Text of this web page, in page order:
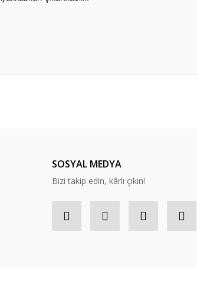
SOSYAL MEDYA
Bizi takip edin, kârlı çıkın!